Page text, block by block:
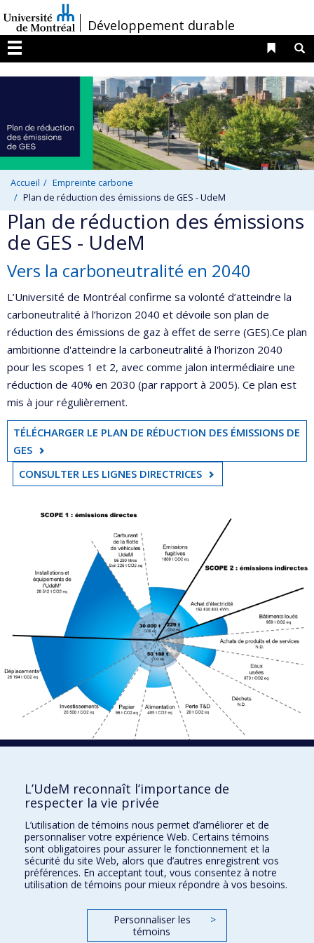
au
contenu
/Développement durable
Menu
Liens
Accueil
Empreinte carbone
Plan de réduction des émissions de GES - UdeM
Plan de réduction des émissions
de GES - UdeM
Vers la carboneutralité en 2040
L’Université de Montréal confirme sa volonté d’atteindre la
carboneutralité à l’horizon 2040 et dévoile son plan de
réduction des émissions de gaz à effet de serre (GES).Ce plan
ambitionne d'atteindre la carboneutralité à l'horizon 2040
pour les scopes 1 et 2, avec comme jalon intermédiaire une
réduction de 40% en 2030 (par rapport à 2005). Ce plan est
mis à jour régulièrement.
TÉLÉCHARGER LE PLAN DE RÉDUCTION DES ÉMISSIONS DE
GES
CONSULTER LES LIGNES DIRECTRICES
Développement durable à l'UdeM
L’UdeM reconnaît l’importance de
respecter la vie privée
L’utilisation de témoins nous permet d’améliorer et de
personnaliser votre expérience Web. Certains témoins
sont obligatoires pour assurer le fonctionnement et la
sécurité du site Web, alors que d’autres enregistrent vos
préférences. En acceptant tout, vous consentez à notre
utilisation de témoins pour mieux répondre à vos besoins.
Personnaliser les
témoins
>